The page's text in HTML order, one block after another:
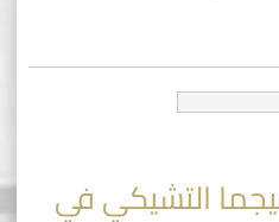
التشيكي في